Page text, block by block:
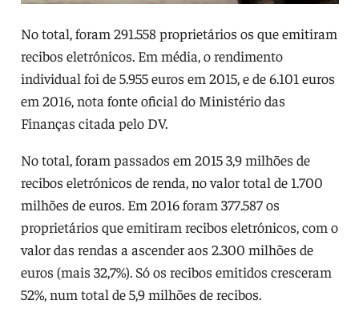
No total, foram 291.558 proprietários os que emitiram
recibos eletrónicos. Em média, o rendimento
individual foi de 5.955 euros em 2015, e de 6.101 euros
em 2016, nota fonte oficial do Ministério das
Finanças citada pelo DV.
No total, foram passados em 2015 3,9 milhões de
recibos eletrónicos de renda, no valor total de 1.700
milhões de euros. Em 2016 foram 377.587 os
proprietários que emitiram recibos eletrónicos, com o
valor das rendas a ascender aos 2.300 milhões de
euros (mais 32,7%). Só os recibos emitidos cresceram
52%, num total de 5,9 milhões de recibos.